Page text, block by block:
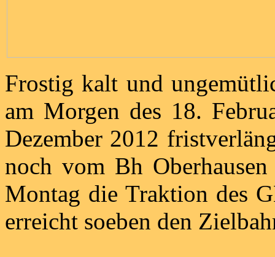
Frostig kalt und
am Morgen des 18.
Dezember 2012
noch vom Bh
Montag die Traktion des
erreicht soeben den